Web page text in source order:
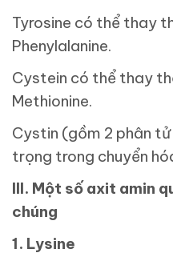
Tyrosine có thể thay
Phenylalanine.
Cystein có thể thay
Methionine.
Cystin (gồm 2 phân
trọng trong chuyển
III. Một số axit amin
chúng
1. Lysine